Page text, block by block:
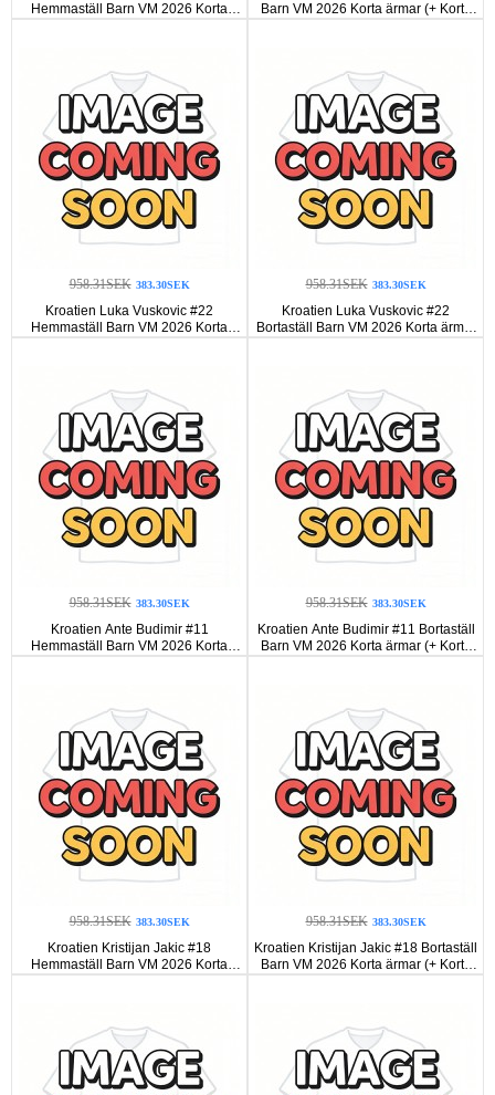
Hemmaställ Barn VM 2026 Korta
ärmar (+ Korta byxor)
Barn VM 2026 Korta ärmar (+ Korta
byxor)
958.31SEK 383.30SEK
Kroatien Luka Vuskovic #22
Hemmaställ Barn VM 2026 Korta
ärmar (+ Korta byxor)
958.31SEK 383.30SEK
Kroatien Luka Vuskovic #22
Bortaställ Barn VM 2026 Korta ärmar
(+ Korta byxor)
958.31SEK 383.30SEK
Kroatien Ante Budimir #11
Hemmaställ Barn VM 2026 Korta
ärmar (+ Korta byxor)
958.31SEK 383.30SEK
Kroatien Ante Budimir #11 Bortaställ
Barn VM 2026 Korta ärmar (+ Korta
byxor)
958.31SEK 383.30SEK
Kroatien Kristijan Jakic #18
Hemmaställ Barn VM 2026 Korta
ärmar (+ Korta byxor)
958.31SEK 383.30SEK
Kroatien Kristijan Jakic #18 Bortaställ
Barn VM 2026 Korta ärmar (+ Korta
byxor)